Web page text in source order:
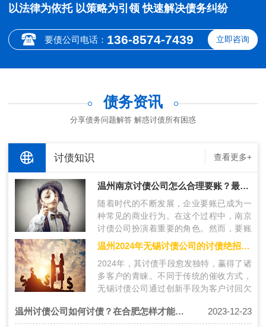
以法律为依托 以策略为引领 快速解决债务纠纷
要债公司电话： 136-8574-7439 立即咨询
债务资讯
分享债务问题解答 解惑讨债所有困惑
讨债知识 查看更多+
温州南京讨债公司怎么合理要账？最新要账技术分享！
随着时代的不断发展，企业要账已成为一
种常见的商业行为。在这个过程中，南京
讨债公司扮演着重要的角色。然而，要账
过程中存在许多挑战，包括债务人的风险
评…
温州2024年无锡讨债公司的讨债绝招是什么？
2024年，其讨债手段愈发独特，赢得了诸
多客户的青睐。不同于传统的催收方式，
无锡讨债公司通过创新手段为客户讨回欠
讨…
温州讨债公司如何讨债？在合肥怎样才能找对好的讨债公司？ 2023-12-23